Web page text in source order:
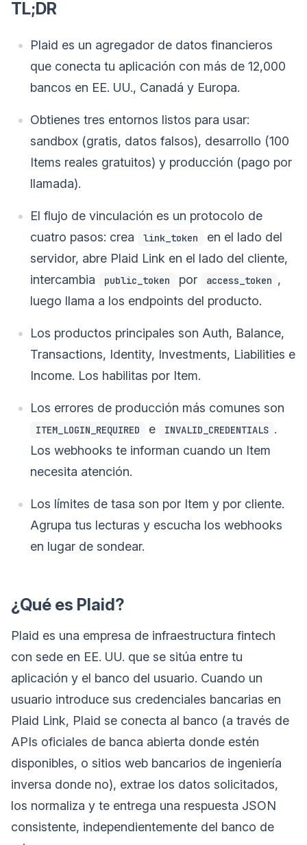
TL;DR
Plaid es un agregador de datos financieros
que conecta tu aplicación con más de 12,000
bancos en EE. UU., Canadá y Europa.
Obtienes tres entornos listos para usar:
sandbox (gratis, datos falsos), desarrollo (100
Items reales gratuitos) y producción (pago por
llamada).
El flujo de vinculación es un protocolo de
cuatro pasos: crea
link_token
en el lado del
servidor, abre Plaid Link en el lado del cliente,
intercambia
public_token por access_token ,
luego llama a los endpoints del producto.
Los productos principales son Auth, Balance,
Transactions, Identity, Investments, Liabilities e
Income. Los habilitas por Item.
Los errores de producción más comunes son
ITEM_LOGIN_REQUIRED e INVALID_CREDENTIALS .
Los webhooks te informan cuando un Item
necesita atención.
Los límites de tasa son por Item y por cliente.
Agrupa tus lecturas y escucha los webhooks
en lugar de sondear.
¿Qué es Plaid?
Plaid es una empresa de infraestructura fintech
con sede en EE. UU. que se sitúa entre tu
aplicación y el banco del usuario. Cuando un
usuario introduce sus credenciales bancarias en
Plaid Link, Plaid se conecta al banco (a través de
APIs oficiales de banca abierta donde estén
disponibles, o sitios web bancarios de ingeniería
inversa donde no), extrae los datos solicitados,
los normaliza y te entrega una respuesta JSON
consistente, independientemente del banco de